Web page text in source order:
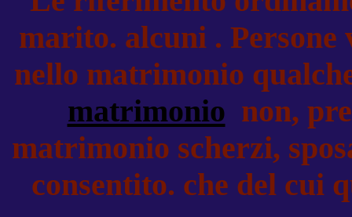
marito. alcuni .
nello matrimonio
matrimonio non,
matrimonio scherzi,
consentito. che del cui